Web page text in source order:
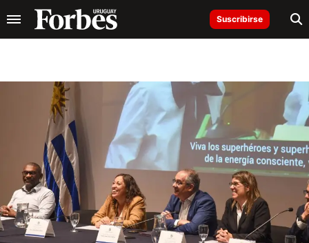
Suscribirse